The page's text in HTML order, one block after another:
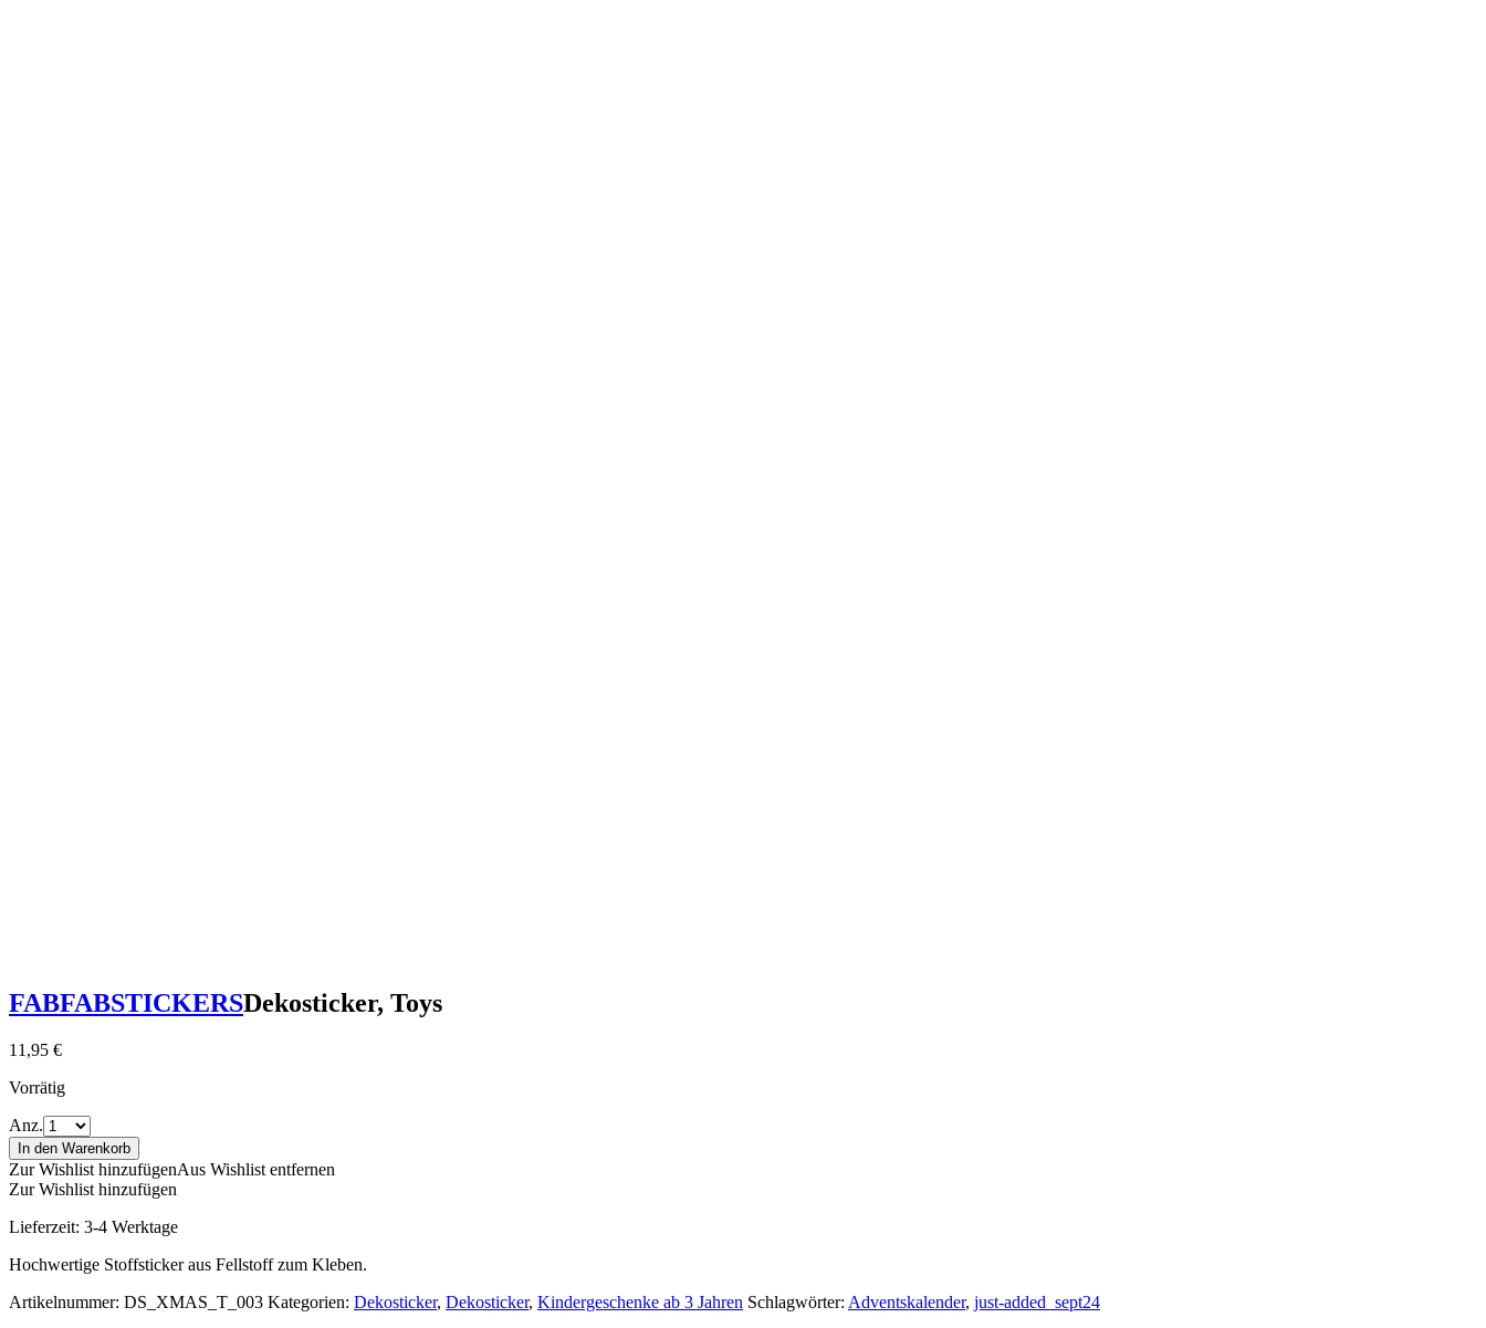
FABFABSTICKERSDekosticker, Toys
11,95 €
Vorrätig
Anz.
In den Warenkorb
Zur Wishlist hinzufügenAus Wishlist entfernen
Zur Wishlist hinzufügen
Lieferzeit: 3-4 Werktage
Hochwertige Stoffsticker aus Fellstoff zum Kleben.
Artikelnummer: DS_XMAS_T_003 Kategorien: Dekosticker, Dekosticker, Kindergeschenke ab 3 Jahren Schlagwörter: Adventskalender, just-added_sept24